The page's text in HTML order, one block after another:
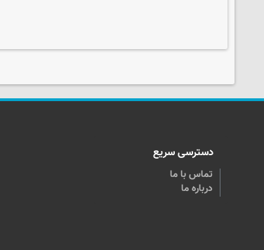
دسترسی سریع
تماس با ما
درباره ما